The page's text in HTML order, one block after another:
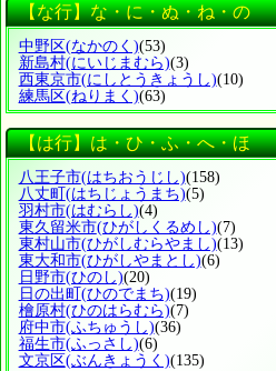
【な行】な・に・ぬ・ね・の
中野区(なかのく)(53)
新島村(にいじまむら)(3)
西東京市(にしとうきょうし)(10)
練馬区(ねりまく)(63)
【は行】は・ひ・ふ・へ・ほ
八王子市(はちおうじし)(158)
八丈町 (はちじょうまち)(5)
羽村市(はむらし)(4)
東久留米市(ひがしくるめし)(7)
東村山市(ひがしむらやまし)(13)
東大和市(ひがしやまとし)(6)
日野市(ひのし)(20)
日の出町 (ひのでまち)(19)
檜原村(ひのはらむら)(7)
府中市(ふちゅうし)(36)
福生市(ふっさし)(6)
文京区(ぶんきょうく)(135)